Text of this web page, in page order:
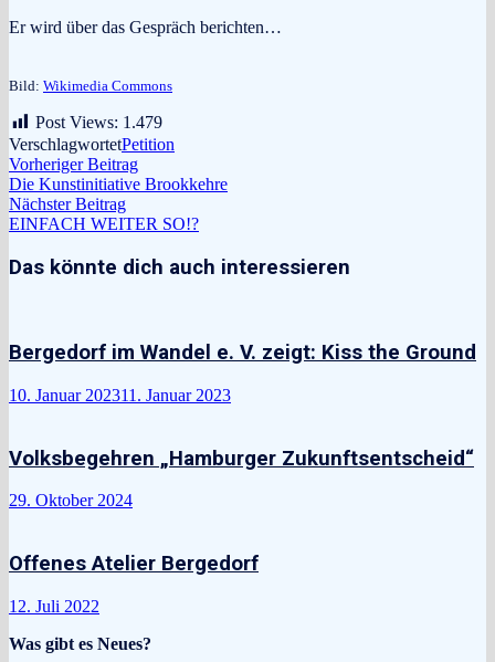
Er wird über das Gespräch berichten…
Bild: Wikimedia Commons
Post Views: 1.479
VerschlagwortetPetition
Beitragsnavigation
Vorheriger BeitragVorheriger
Beitrag:
Die Kunstinitiative Brookkehre
Nächster BeitragNächster
Beitrag:
EINFACH WEITER SO!?
Das könnte dich auch interessieren
Bergedorf im Wandel e. V. zeigt: Kiss the Ground
10. Januar 202311. Januar 2023
Volksbegehren „Hamburger Zukunftsentscheid“
29. Oktober 2024
Offenes Atelier Bergedorf
12. Juli 2022
Was gibt es Neues?